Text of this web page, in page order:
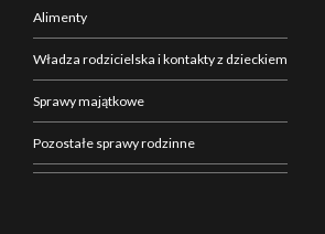
Alimenty
Władza rodzicielska i kontakty z dzieckiem
Sprawy majątkowe
Pozostałe sprawy rodzinne